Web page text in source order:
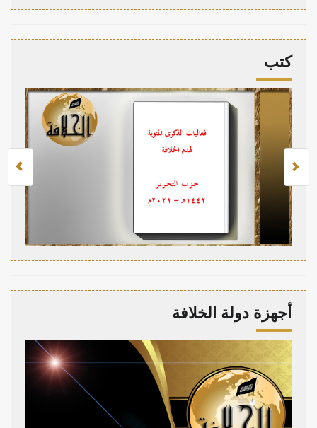
كتب
أجهزة دولة الخلافة